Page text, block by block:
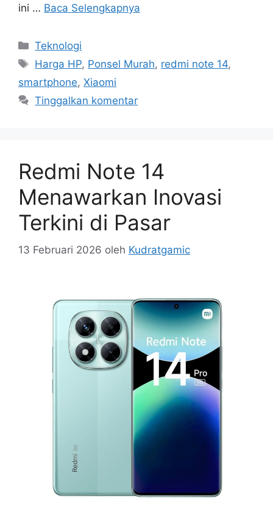
ini … Baca Selengkapnya
Kategori
Teknologi
Tag
Harga HP, Ponsel Murah, redmi note 14,
smartphone, Xiaomi
Tinggalkan komentar
Redmi Note 14
Menawarkan Inovasi
Terkini di Pasar
13 Februari 2026 oleh Kudratgamic